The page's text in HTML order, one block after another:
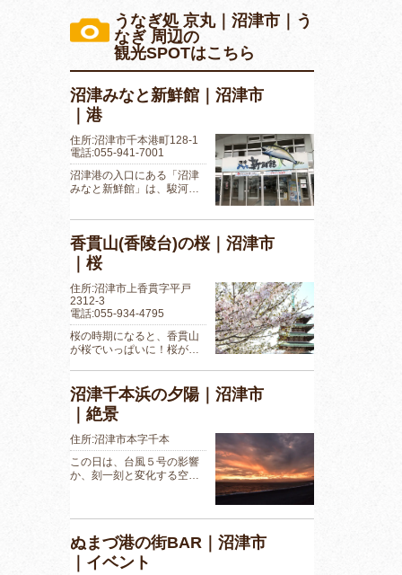
うなぎ処 京丸｜沼津市｜う
なぎ 周辺の
観光SPOTはこちら
沼津みなと新鮮館｜沼津市
｜港
住所:沼津市千本港町128-1
電話:055-941-7001
沼津港の入口にある「沼津
みなと新鮮館」は、駿河…
香貫山(香陵台)の桜｜沼津市
｜桜
住所:沼津市上香貫字平戸
2312-3
電話:055-934-4795
桜の時期になると、香貫山
が桜でいっぱいに！桜が…
沼津千本浜の夕陽｜沼津市
｜絶景
住所:沼津市本字千本
この日は、台風５号の影響
か、刻一刻と変化する空…
ぬまづ港の街BAR｜沼津市
｜イベント